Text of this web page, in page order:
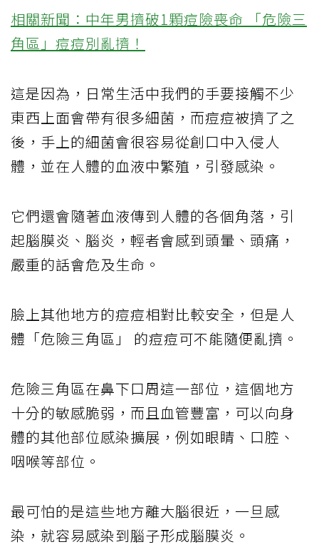
相關新聞：中年男擠破1顆痘險喪命 「危險三
角區」痘痘別亂擠！
這是因為，日常生活中我們的手要接觸不少
東西上面會帶有很多細菌，而痘痘被擠了之
後，手上的細菌會很容易從創口中入侵人
體，並在人體的血液中繁殖，引發感染。
它們還會隨著血液傳到人體的各個角落，引
起腦膜炎、腦炎，輕者會感到頭暈、頭痛，
嚴重的話會危及生命。
臉上其他地方的痘痘相對比較安全，但是人
體「危險三角區」 的痘痘可不能隨便亂擠。
危險三角區在鼻下口周這一部位，這個地方
十分的敏感脆弱，而且血管豐富，可以向身
體的其他部位感染擴展，例如眼睛、口腔、
咽喉等部位。
最可怕的是這些地方離大腦很近，一旦感
染，就容易感染到腦子形成腦膜炎。